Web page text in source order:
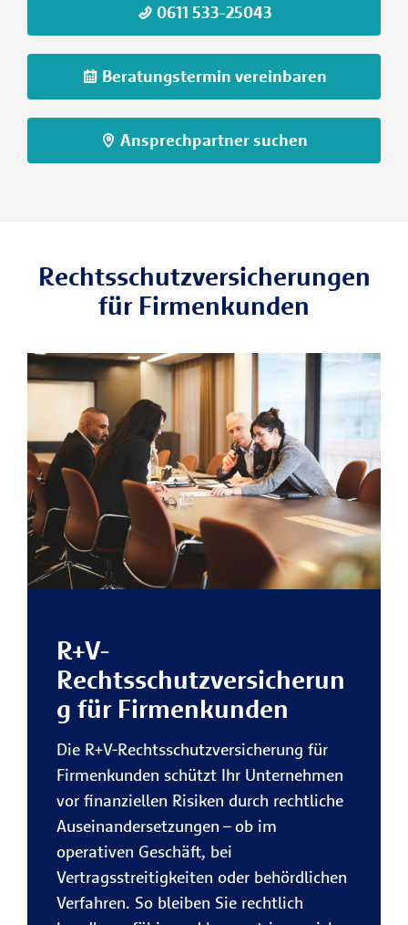
0611 533-25043
Beratungstermin vereinbaren
Ansprechpartner suchen
Rechtsschutzversicherungen
für Firmenkunden
R+V-
Rechtsschutzversicherun
g für Firmenkunden
Die R+V-Rechtsschutzversicherung für
Firmenkunden schützt Ihr Unternehmen
vor finanziellen Risiken durch rechtliche
Auseinandersetzungen – ob im
operativen Geschäft, bei
Vertragsstreitigkeiten oder behördlichen
Verfahren. So bleiben Sie rechtlich